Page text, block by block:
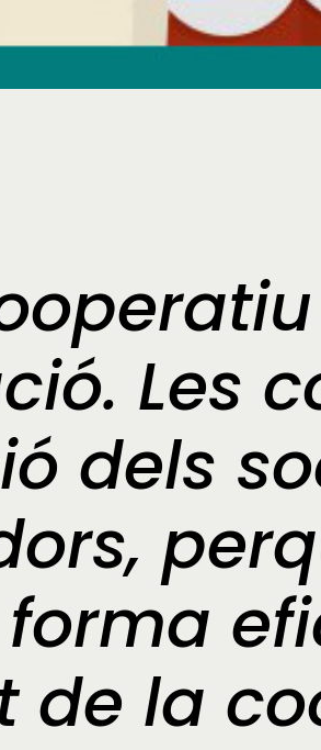
Les
dels
la